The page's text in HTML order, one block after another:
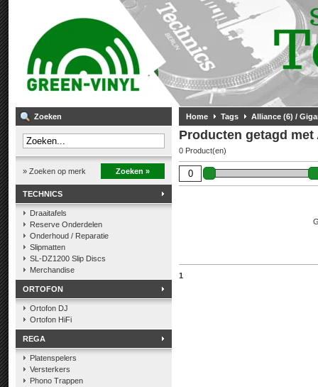
Zoeken
» Zoeken op merk Zoeken »
TECHNICS
Draaitafels
Reserve Onderdelen
Onderhoud / Reparatie
Slipmatten
SL-DZ1200 Slip Discs
Merchandise
ORTOFON
Ortofon DJ
Ortofon HiFi
REGA
Platenspelers
Versterkers
Phono Trappen
Home Tags Alliance (6) /
Producten getagd
0 Product(en)
1